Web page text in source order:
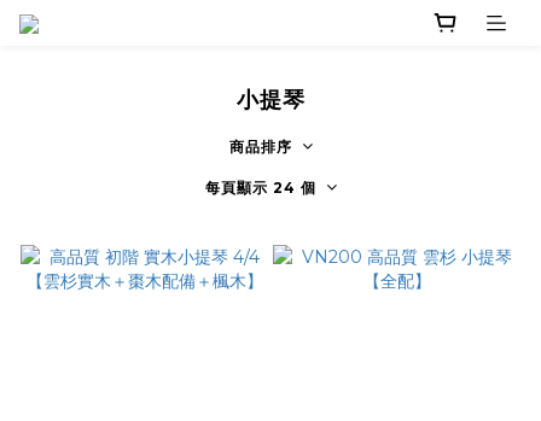
小提琴
商品排序
每頁顯示 24 個